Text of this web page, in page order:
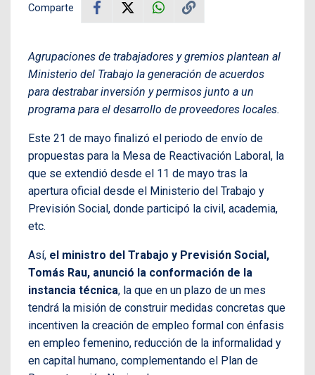
Comparte
Agrupaciones de trabajadores y gremios plantean al
Ministerio del Trabajo la generación de acuerdos
para destrabar inversión y permisos junto a un
programa para el desarrollo de proveedores locales.
Este 21 de mayo finalizó el periodo de envío de
propuestas para la Mesa de Reactivación Laboral, la
que se extendió desde el 11 de mayo tras la
apertura oficial desde el Ministerio del Trabajo y
Previsión Social, donde participó la civil, academia,
etc.
Así, el ministro del Trabajo y Previsión Social,
Tomás Rau, anunció la conformación de la
instancia técnica, la que en un plazo de un mes
tendrá la misión de construir medidas concretas que
incentiven la creación de empleo formal con énfasis
en empleo femenino, reducción de la informalidad y
en capital humano, complementando el Plan de